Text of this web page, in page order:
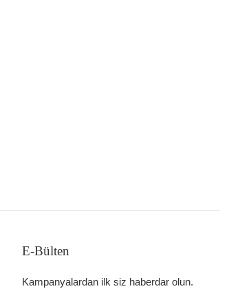
E-Bülten
Kampanyalardan ilk siz haberdar olun.